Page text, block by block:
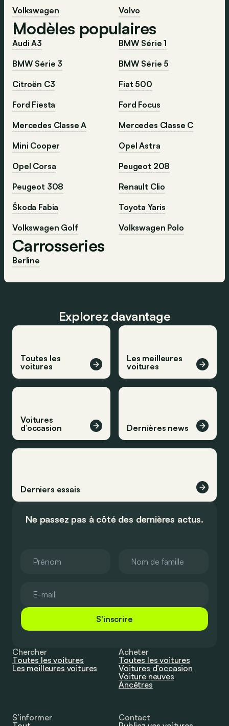
Volkswagen
Volvo
Modèles populaires
Audi A3
BMW Série 1
BMW Série 3
BMW Série 5
Citroën C3
Fiat 500
Ford Fiesta
Ford Focus
Mercedes Classe A
Mercedes Classe C
Mini Cooper
Opel Astra
Opel Corsa
Peugeot 208
Peugeot 308
Renault Clio
Škoda Fabia
Toyota Yaris
Volkswagen Golf
Volkswagen Polo
Carrosseries
Berline
Explorez davantage
Toutes les
voitures
Les meilleures
voitures
Voitures
d’occasion
Dernières news
Derniers essais
Ne passez pas à côté des dernières actus.
S'inscrire
Chercher
Toutes les voitures
Les meilleures voitures
Acheter
Toutes les voitures
Voitures d’occasion
Voiture neuves
Ancêtres
S’informer
Contact